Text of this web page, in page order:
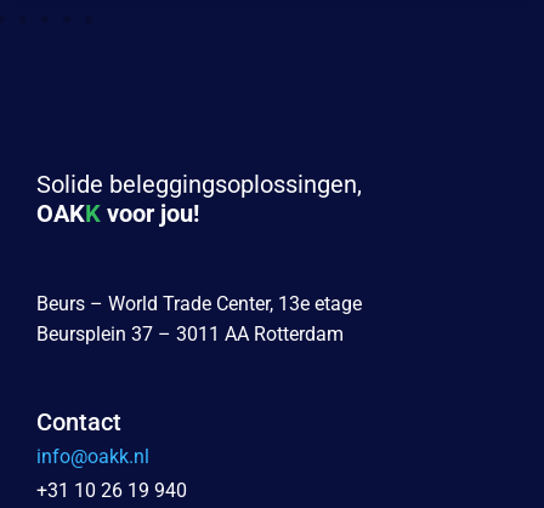
Solide beleggingsoplossingen,
OAKK voor jou!
Beurs – World Trade Center, 13e etage
Beursplein 37 – 3011 AA Rotterdam
Contact
info@oakk.nl
+31 10 26 19 940